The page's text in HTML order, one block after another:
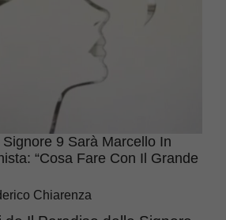
9 Sarà Marcello In
“Cosa Fare Con Il Grande
Chiarenza